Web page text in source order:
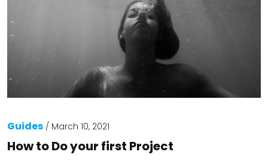
Guides / March 10, 2021
How to Do your first Project